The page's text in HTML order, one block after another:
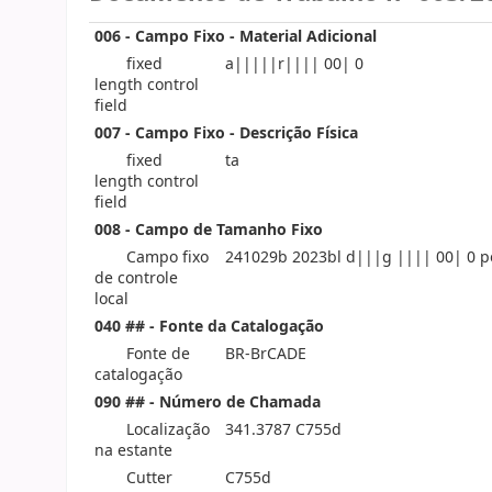
006 - Campo Fixo - Material Adicional
fixed
length control
field
a|||||r|||| 00| 0
007 - Campo Fixo - Descrição Física
fixed
length control
field
ta
008 - Campo de Tamanho Fixo
Campo fixo
de controle
local
241029b 2023bl d|||g |||| 00| 0
040 ## - Fonte da Catalogação
Fonte de
catalogação
BR-BrCADE
090 ## - Número de Chamada
Localização
na estante
341.3787 C755d
Cutter C755d